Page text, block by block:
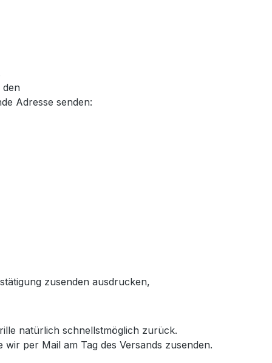
den
Adresse senden:
zusenden ausdrucken,
natürlich schnellstmöglich zurück.
per Mail am Tag des Versands zusenden.